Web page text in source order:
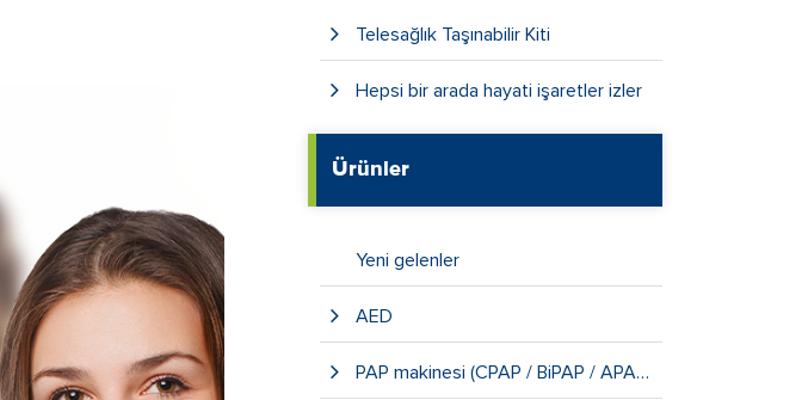
Telesağlık Taşınabilir Kiti
Hepsi bir arada hayati işaretler izler
Ürünler
Yeni gelenler
AED
PAP makinesi (CPAP / BiPAP / APAP)